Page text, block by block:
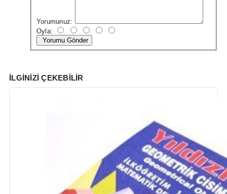
Yorumunuz:
Oyla:
Yorumu Gönder
İLGINIZI ÇEKEBILIR